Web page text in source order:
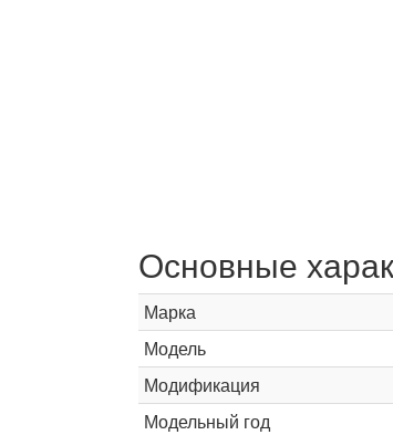
Основные
Марка
Модель
Модификация
Модельный год